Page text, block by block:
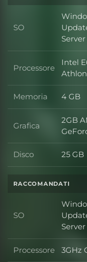
SO SO
Processore
Intel
Athlon
Memoria 4 GB
Grafica Grafica
2GB
Disco Disco
25 GB
RACCOMANDATI
SO SO
Processore 3GHz